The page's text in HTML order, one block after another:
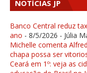
NOTÍCIAS JP
Banco Central reduz
ano - 8/5/2026 - Júlia
Michelle comenta
chapa possa ser
Ceará em 1º: veja as